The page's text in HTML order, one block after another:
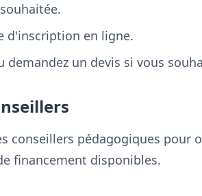
d'inscription en ligne.
demandez un devis si vous
conseillers pédagogiques
financement disponibles.